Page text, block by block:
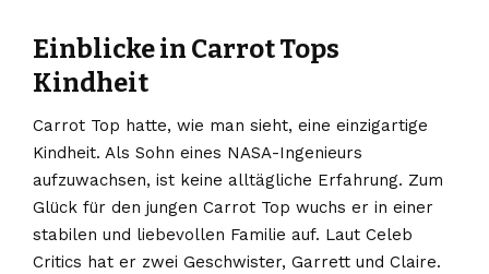
Einblicke in Carrot Tops
Kindheit
Carrot Top hatte, wie man sieht, eine einzigartige
Kindheit. Als Sohn eines NASA-Ingenieurs
aufzuwachsen, ist keine alltägliche Erfahrung. Zum
Glück für den jungen Carrot Top wuchs er in einer
stabilen und liebevollen Familie auf. Laut Celeb
Critics hat er zwei Geschwister, Garrett und Claire.